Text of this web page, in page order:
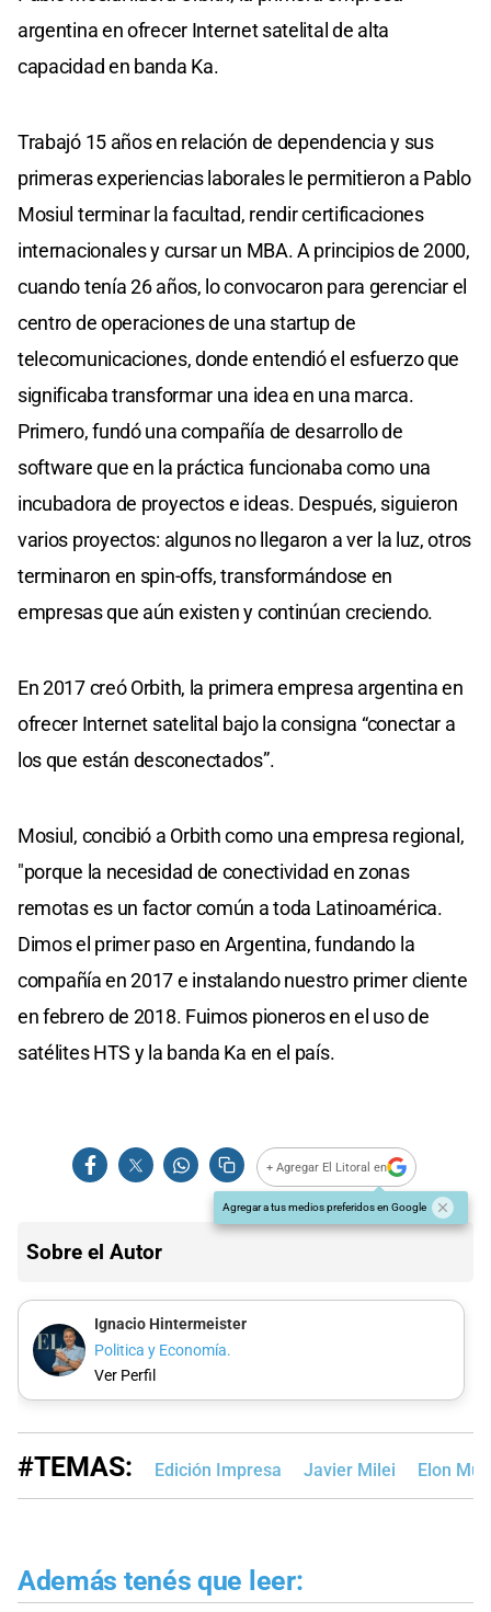
argentina en ofrecer Internet satelital de alta
capacidad en banda Ka.
Trabajó 15 años en relación de dependencia y sus
primeras experiencias laborales le permitieron a Pablo
Mosiul terminar la facultad, rendir certificaciones
internacionales y cursar un MBA. A principios de 2000,
cuando tenía 26 años, lo convocaron para gerenciar el
centro de operaciones de una startup de
telecomunicaciones, donde entendió el esfuerzo que
significaba transformar una idea en una marca.
Primero, fundó una compañía de desarrollo de
software que en la práctica funcionaba como una
incubadora de proyectos e ideas. Después, siguieron
varios proyectos: algunos no llegaron a ver la luz, otros
terminaron en spin-offs, transformándose en
empresas que aún existen y continúan creciendo.
En 2017 creó Orbith, la primera empresa argentina en
ofrecer Internet satelital bajo la consigna “conectar a
los que están desconectados”.
Mosiul, concibió a Orbith como una empresa regional,
"porque la necesidad de conectividad en zonas
remotas es un factor común a toda Latinoamérica.
Dimos el primer paso en Argentina, fundando la
compañía en 2017 e instalando nuestro primer cliente
en febrero de 2018. Fuimos pioneros en el uso de
satélites HTS y la banda Ka en el país.
+ Agregar El Litoral en
Agregar a tus medios preferidos en Google
Sobre el Autor
Ignacio Hintermeister
Politica y Economía.
Ver Perfil
#TEMAS: Edición Impresa Javier Milei Elon
Además tenés que leer: